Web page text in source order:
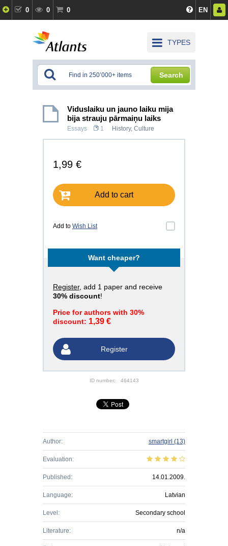
0 0 0 EN
TYPES
Search
Viduslaiku un jauno laiku mija
bija strauju pārmaiņu laiks
Essays 1 History, Culture
1,99 €
Add to cart
Add to Wish List
Want cheaper?
Register, add 1 paper and receive
30% discount!
Price for authors with 30%
discount: 1,39 €
Register
ID number: 464143
Author: smartgirl (13)
Evaluation:
Published: 14.01.2009.
Language: Latvian
Level: Secondary school
Literature: n/a